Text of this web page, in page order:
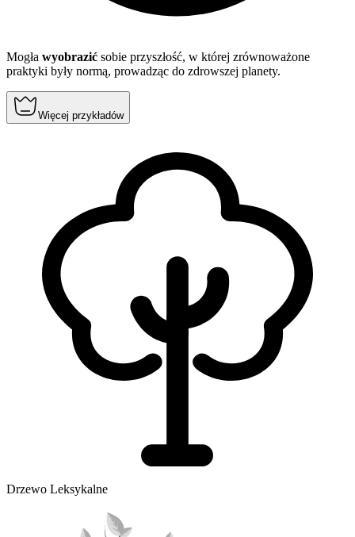
Mogła wyobrazić sobie przyszłość, w której zrównoważone
praktyki były normą, prowadząc do zdrowszej planety.
Więcej przykładów
Drzewo Leksykalne